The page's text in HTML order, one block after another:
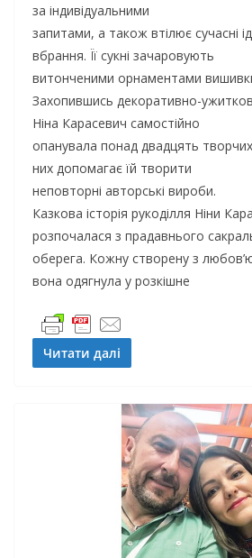
за індивідуальними
запитами, а також втілює сучасні
вбрання. Її сукні зачаровують
витонченими орнаментами
Захопившись декоративно-
Ніна Карасевич самостійно
опанувала понад двадцять
них допомагає їй творити
неповторні авторські вироби.
Казкова історія рукоділля Ніни
розпочалася з прадавнього
оберега. Кожну створену з
вона одягнула у розкішне
Читати далі